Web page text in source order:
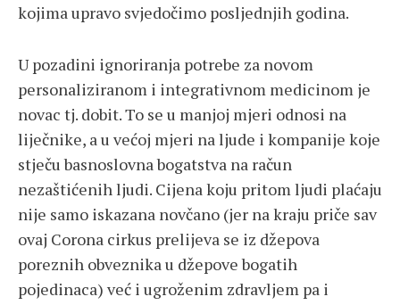
kojima upravo svjedočimo posljednjih godina.
U pozadini ignoriranja potrebe za novom
personaliziranom i integrativnom medicinom je
novac tj. dobit. To se u manjoj mjeri odnosi na
liječnike, a u većoj mjeri na ljude i kompanije koje
stječu basnoslovna bogatstva na račun
nezaštićenih ljudi. Cijena koju pritom ljudi plaćaju
nije samo iskazana novčano (jer na kraju priče sav
ovaj Corona cirkus prelijeva se iz džepova
poreznih obveznika u džepove bogatih
pojedinaca) već i ugroženim zdravljem pa i